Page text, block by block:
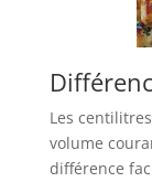
Les
volume
différence